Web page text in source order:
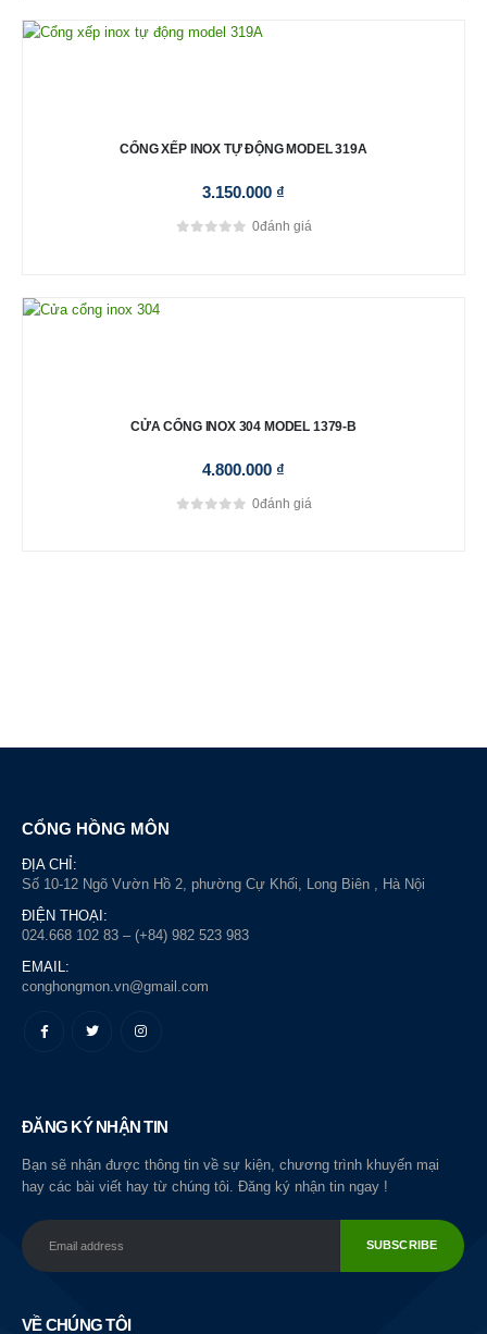
CỔNG XẾP INOX TỰ ĐỘNG MODEL 319A
3.150.000 ₫
0đánh giá
CỬA CỔNG INOX 304 MODEL 1379-B
4.800.000 ₫
0đánh giá
CỔNG HỒNG MÔN
ĐỊA CHỈ:
Số 10-12 Ngõ Vườn Hồ 2, phường Cự Khối, Long Biên , Hà Nội
ĐIỆN THOẠI:
024.668 102 83 – (+84) 982 523 983
EMAIL:
conghongmon.vn@gmail.com
ĐĂNG KÝ NHẬN TIN
Bạn sẽ nhận được thông tin về sự kiện, chương trình khuyến mại
hay các bài viết hay từ chúng tôi. Đăng ký nhận tin ngay !
VỀ CHÚNG TÔI